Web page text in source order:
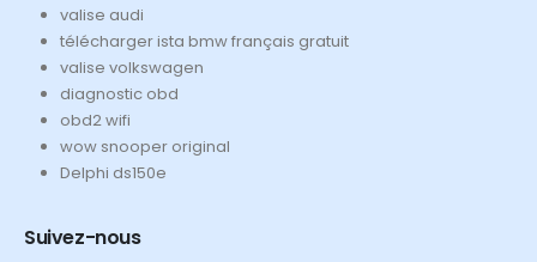
valise audi
télécharger ista bmw français gratuit
valise volkswagen
diagnostic obd
obd2 wifi
wow snooper original
Delphi ds150e
Suivez-nous